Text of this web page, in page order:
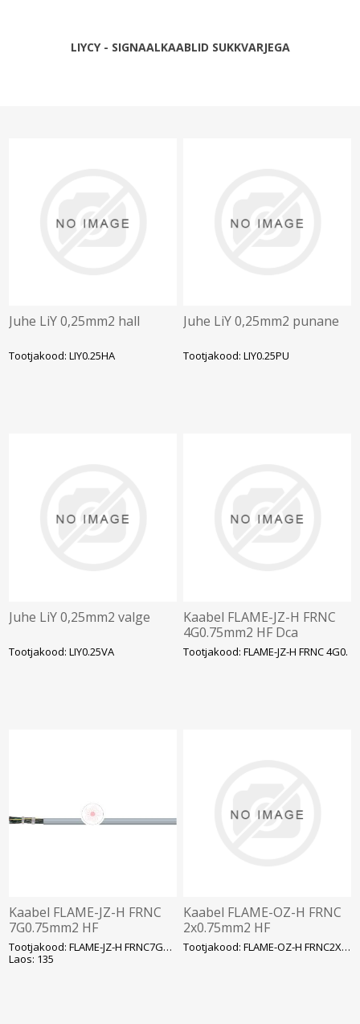
LIYCY - SIGNAALKAABLID SUKKVARJEGA
Juhe LiY 0,25mm2 hall
Tootjakood: LIY0.25HA
Juhe LiY 0,25mm2 punane
Tootjakood: LIY0.25PU
Juhe LiY 0,25mm2 valge
Tootjakood: LIY0.25VA
Kaabel FLAME-JZ-H FRNC
4G0.75mm2 HF Dca
Tootjakood: FLAME-JZ-H FRNC 4G0.
Kaabel FLAME-JZ-H FRNC
7G0.75mm2 HF
Tootjakood: FLAME-JZ-H FRNC7G0.7
Laos: 135
Kaabel FLAME-OZ-H FRNC
2x0.75mm2 HF
Tootjakood: FLAME-OZ-H FRNC2X0.7